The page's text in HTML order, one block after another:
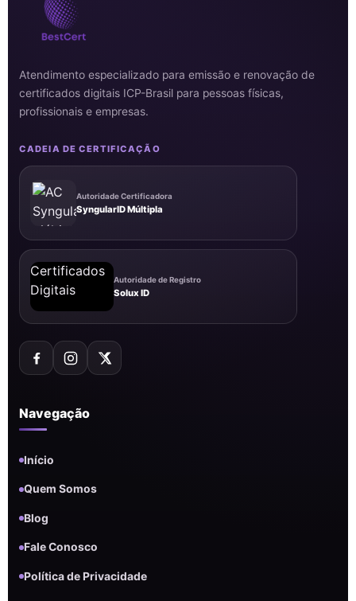
Atendimento especializado para emissão e renovação de
certificados digitais ICP-Brasil para pessoas físicas,
profissionais e empresas.
CADEIA DE CERTIFICAÇÃO
Autoridade Certificadora
SyngularID Múltipla
Autoridade de Registro
Solux ID
Navegação
Início
Quem Somos
Blog
Fale Conosco
Política de Privacidade